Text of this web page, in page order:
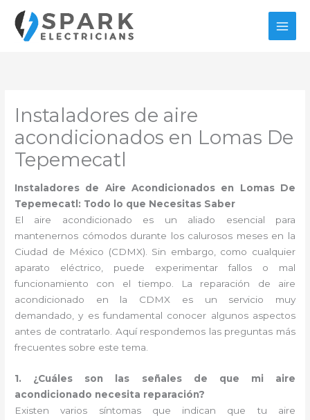
contenido
Instaladores de aire
acondicionados en Lomas De
Tepemecatl
Instaladores de Aire Acondicionados en Lomas De
Tepemecatl: Todo lo que Necesitas Saber
El aire acondicionado es un aliado esencial para
mantenernos cómodos durante los calurosos meses en la
Ciudad de México (CDMX). Sin embargo, como cualquier
aparato eléctrico, puede experimentar fallos o mal
funcionamiento con el tiempo. La reparación de aire
acondicionado en la CDMX es un servicio muy
demandado, y es fundamental conocer algunos aspectos
antes de contratarlo. Aquí respondemos las preguntas más
frecuentes sobre este tema.
1. ¿Cuáles son las señales de que mi aire
acondicionado necesita reparación?
Existen varios síntomas que indican que tu aire